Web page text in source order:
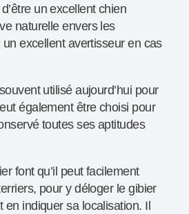
un excellent chien
naturelle envers les
excellent avertisseur en cas
utilisé aujourd’hui pour
également être choisi pour
toutes ses aptitudes
font qu’il peut facilement
pour y déloger le gibier
indiquer sa localisation. Il